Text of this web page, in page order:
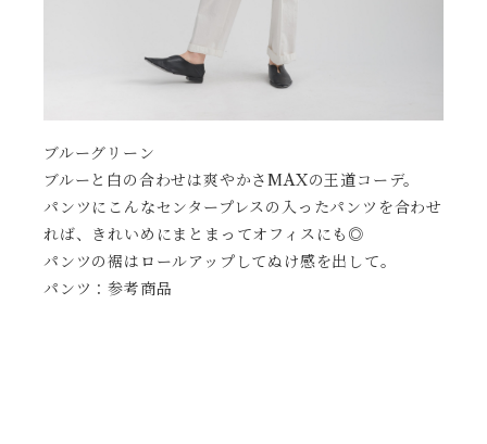
ブルーグリーン
ブルーと白の合わせは爽やかさMAXの王道コーデ。
パンツにこんなセンタープレスの入ったパンツを合わせ
れば、きれいめにまとまってオフィスにも◎
パンツの裾はロールアップしてぬけ感を出して。
パンツ：参考商品